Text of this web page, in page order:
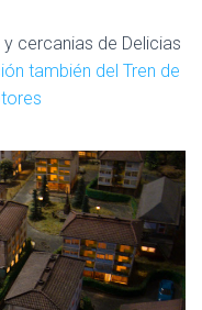
cercanias de Delicias
también del Tren de